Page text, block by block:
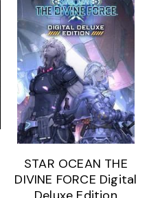
STAR OCEAN THE
DIVINE FORCE Digital